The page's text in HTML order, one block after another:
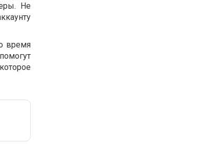
Не
время